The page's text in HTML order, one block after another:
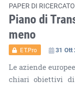
PAPER DI
Piano di
meno
ET.Pro 31 Ott
Le aziende
chiari obiettivi